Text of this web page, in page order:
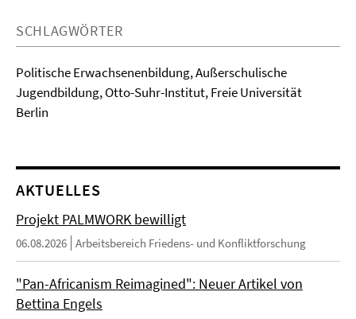
SCHLAGWÖRTER
Politische Erwachsenenbildung, Außerschulische
Jugendbildung, Otto-Suhr-Institut, Freie Universität
Berlin
AKTUELLES
Projekt PALMWORK bewilligt
06.08.2026 Arbeitsbereich Friedens- und Konfliktforschung
"Pan-Africanism Reimagined": Neuer Artikel von
Bettina Engels